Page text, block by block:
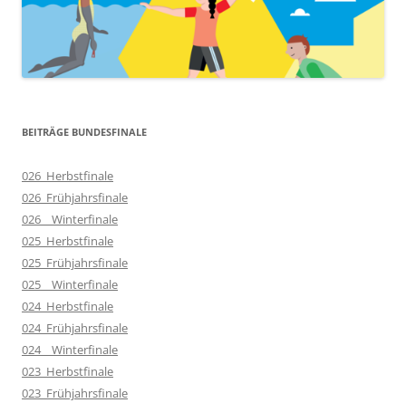
BEITRÄGE BUNDESFINALE
026_Herbstfinale
026_Frühjahrsfinale
026__Winterfinale
025_Herbstfinale
025_Frühjahrsfinale
025__Winterfinale
024_Herbstfinale
024_Frühjahrsfinale
024__Winterfinale
023_Herbstfinale
023_Frühjahrsfinale